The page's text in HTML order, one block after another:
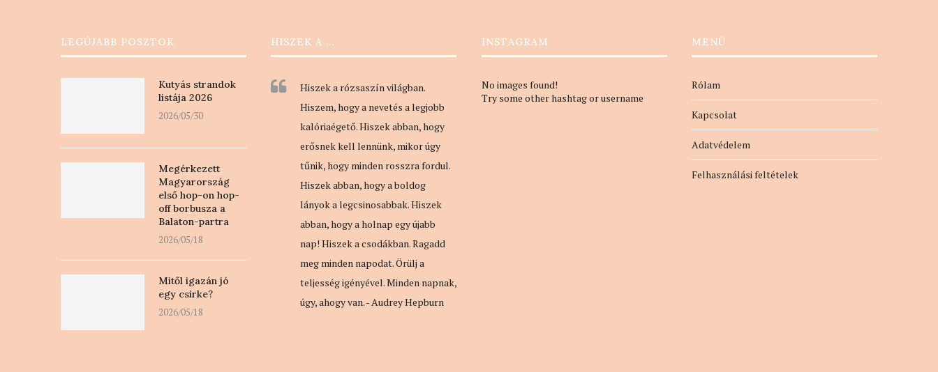
LEGÚJABB POSZTOK
Kutyás strandok
listája 2026
2026/05/30
Megérkezett
Magyarország
első hop-on hop-
off borbusza a
Balaton-partra
2026/05/18
Mitől igazán jó
egy csirke?
2026/05/18
HISZEK A …
Hiszek a rózsaszín világban.
Hiszem, hogy a nevetés a legjobb
kalóriaégető. Hiszek abban, hogy
erősnek kell lennünk, mikor úgy
tűnik, hogy minden rosszra fordul.
Hiszek abban, hogy a boldog
lányok a legcsinosabbak. Hiszek
abban, hogy a holnap egy újabb
nap! Hiszek a csodákban. Ragadd
meg minden napodat. Örülj a
teljesség igényével. Minden napnak,
úgy, ahogy van. - Audrey Hepburn
INSTAGRAM
No images found!
Try some other hashtag or username
MENÜ
Rólam
Kapcsolat
Adatvédelem
Felhasználási feltételek